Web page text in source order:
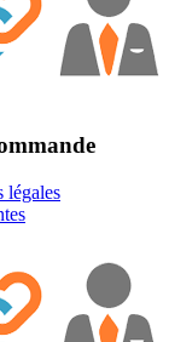
légales